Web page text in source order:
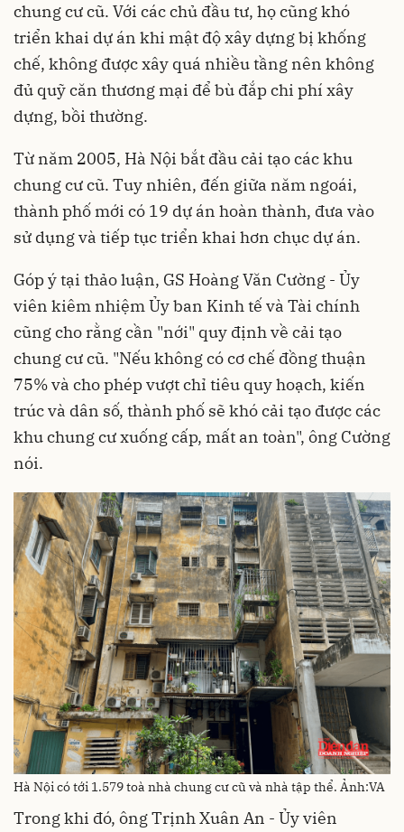
chung cư cũ. Với các chủ đầu tư, họ cũng khó
triển khai dự án khi mật độ xây dựng bị khống
chế, không được xây quá nhiều tầng nên không
đủ quỹ căn thương mại để bù đắp chi phí xây
dựng, bồi thường.
Từ năm 2005, Hà Nội bắt đầu cải tạo các khu
chung cư cũ. Tuy nhiên, đến giữa năm ngoái,
thành phố mới có 19 dự án hoàn thành, đưa vào
sử dụng và tiếp tục triển khai hơn chục dự án.
Góp ý tại thảo luận, GS Hoàng Văn Cường - Ủy
viên kiêm nhiệm Ủy ban Kinh tế và Tài chính
cũng cho rằng cần "nới" quy định về cải tạo
chung cư cũ. "Nếu không có cơ chế đồng thuận
75% và cho phép vượt chỉ tiêu quy hoạch, kiến
trúc và dân số, thành phố sẽ khó cải tạo được các
khu chung cư xuống cấp, mất an toàn", ông Cường
nói.
Hà Nội có tới 1.579 toà nhà chung cư cũ và nhà tập thể. Ảnh:VA
Trong khi đó, ông Trịnh Xuân An - Ủy viên